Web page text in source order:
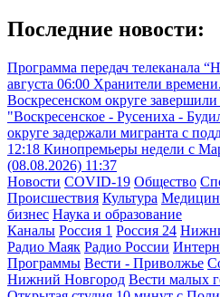
Последние новости:
Программа передач телеканала
августа 06:00 Хранители
Воскресенском округе
"Воскресенское - Русениха -
округе задержали мигранта с
12:18 Кинопремьеры недели с
(08.08.2026) 11:37
Новости COVID-19 Общество
Происшествия Культура
бизнес Наука и образование
Каналы Россия 1 Россия 24
Радио Маяк Радио России
Программы Вести - Приволжье
Нижний Новгород Вести малых